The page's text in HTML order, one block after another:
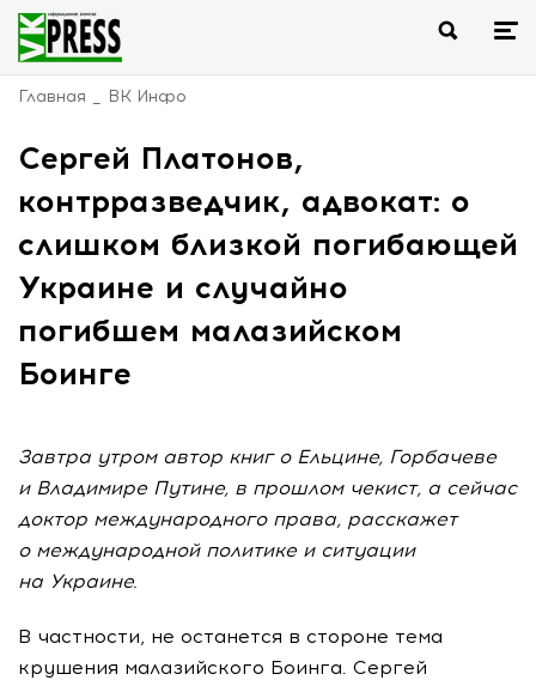
Главная ВК Инфо
Сергей Платонов,
контрразведчик, адвокат: о
слишком близкой погибающей
Украине и случайно
погибшем малазийском
Боинге
Завтра утром автор книг о Ельцине, Горбачеве
и Владимире Путине, в прошлом чекист, а сейчас
доктор международного права, расскажет
о международной политике и ситуации
на Украине.
В частности, не останется в стороне тема
крушения малазийского Боинга. Сергей